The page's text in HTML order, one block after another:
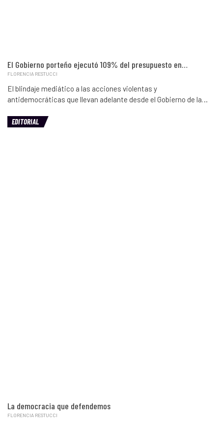
El Gobierno porteño ejecutó 109% del presupuesto en…
FLORENCIA RESTUCCI
El blindaje mediático a las acciones violentas y
antidemocráticas que llevan adelante desde el Gobierno de la…
EDITORIAL
La democracia que defendemos
FLORENCIA RESTUCCI